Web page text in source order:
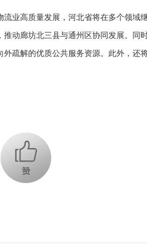
高质量发展，河北省将在多个领域
动廊坊北三县与通州区协同发展。同
疏解的优质公共服务资源。此外，还
+1